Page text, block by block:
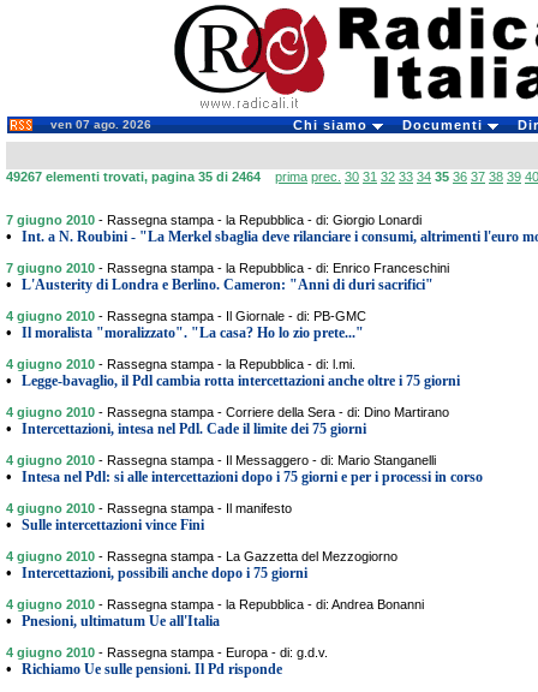
ven 07 ago. 2026 Chi siamo Documenti
49267 elementi trovati, pagina 35 di 2464 prima prec. 30 31 32 33 34 35 36 37 38 39 40
7 giugno 2010 - Rassegna stampa - la Repubblica - di: Giorgio Lonardi
• Int. a N. Roubini - "La Merkel sbaglia deve rilanciare i consumi, altrimenti l'euro
7 giugno 2010 - Rassegna stampa - la Repubblica - di: Enrico Franceschini
• L'Austerity di Londra e Berlino. Cameron: "Anni di duri sacrifici"
4 giugno 2010 - Rassegna stampa - Il Giornale - di: PB-GMC
• Il moralista "moralizzato". "La casa? Ho lo zio prete..."
4 giugno 2010 - Rassegna stampa - la Repubblica - di: l.mi.
• Legge-bavaglio, il Pdl cambia rotta intercettazioni anche oltre i 75 giorni
4 giugno 2010 - Rassegna stampa - Corriere della Sera - di: Dino Martirano
• Intercettazioni, intesa nel Pdl. Cade il limite dei 75 giorni
4 giugno 2010 - Rassegna stampa - Il Messaggero - di: Mario Stanganelli
• Intesa nel Pdl: si alle intercettazioni dopo i 75 giorni e per i processi in corso
4 giugno 2010 - Rassegna stampa - Il manifesto
• Sulle intercettazioni vince Fini
4 giugno 2010 - Rassegna stampa - La Gazzetta del Mezzogiorno
• Intercettazioni, possibili anche dopo i 75 giorni
4 giugno 2010 - Rassegna stampa - la Repubblica - di: Andrea Bonanni
• Pnesioni, ultimatum Ue all'Italia
4 giugno 2010 - Rassegna stampa - Europa - di: g.d.v.
• Richiamo Ue sulle pensioni. Il Pd risponde